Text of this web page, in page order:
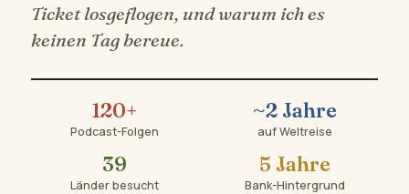
Ticket losgeflogen, und warum ich es
keinen Tag bereue.
120+
Podcast-Folgen
~2 Jahre
auf Weltreise
39
Länder besucht
5 Jahre
Bank-Hintergrund